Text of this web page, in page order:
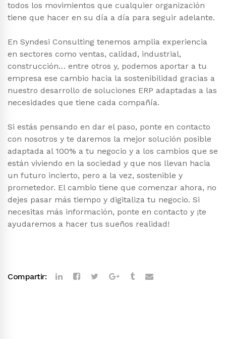
todos los movimientos que cualquier organización
tiene que hacer en su día a día para seguir adelante.
En Syndesi Consulting tenemos amplia experiencia
en sectores como ventas, calidad, industrial,
construcción… entre otros y, podemos aportar a tu
empresa ese cambio hacia la sostenibilidad gracias a
nuestro desarrollo de soluciones ERP adaptadas a las
necesidades que tiene cada compañía.
Si estás pensando en dar el paso, ponte en contacto
con nosotros y te daremos la mejor solución posible
adaptada al 100% a tu negocio y a los cambios que se
están viviendo en la sociedad y que nos llevan hacia
un futuro incierto, pero a la vez, sostenible y
prometedor. El cambio tiene que comenzar ahora, no
dejes pasar más tiempo y digitaliza tu negocio. Si
necesitas más información, ponte en contacto y ¡te
ayudaremos a hacer tus sueños realidad!
Compartir: